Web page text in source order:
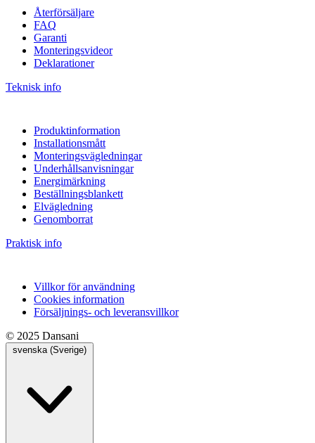
Återförsäljare
FAQ
Garanti
Monteringsvideor
Deklarationer
Teknisk info
Produktinformation
Installationsmått
Monteringsvägledningar
Underhållsanvisningar
Energimärkning
Beställningsblankett
Elvägledning
Genomborrat
Praktisk info
Villkor för användning
Cookies information
Försäljnings- och leveransvillkor
© 2025 Dansani
svenska (Sverige)